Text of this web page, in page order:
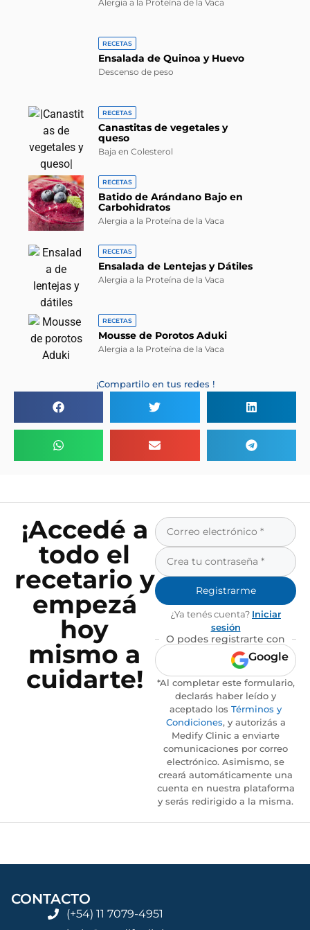
Alergia a la Proteína de la Vaca
RECETAS
Ensalada de Quinoa y Huevo
Descenso de peso
RECETAS
Canastitas de vegetales y
queso
Baja en Colesterol
RECETAS
Batido de Arándano Bajo en
Carbohidratos
Alergia a la Proteína de la Vaca
RECETAS
Ensalada de Lentejas y Dátiles
Alergia a la Proteína de la Vaca
RECETAS
Mousse de Porotos Aduki
Alergia a la Proteína de la Vaca
¡Compartilo en tus redes !
¡Accedé a
todo el
recetario y
empezá
hoy
mismo a
cuidarte!
Registrarme
¿Ya tenés cuenta? Iniciar
sesión
O podes registrarte con
Google
*Al completar este formulario,
declarás haber leído y
aceptado los Términos y
Condiciones, y autorizás a
Medify Clinic a enviarte
comunicaciones por correo
electrónico. Asimismo, se
creará automáticamente una
cuenta en nuestra plataforma
y serás redirigido a la misma.
CONTACTO
(+54) 11 7079-4951